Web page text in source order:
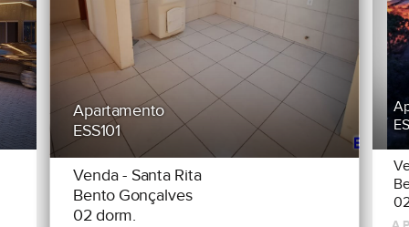
Apartamento
ESS101
Venda- Santa Rita
Bento Gonçalves
02 dorm.